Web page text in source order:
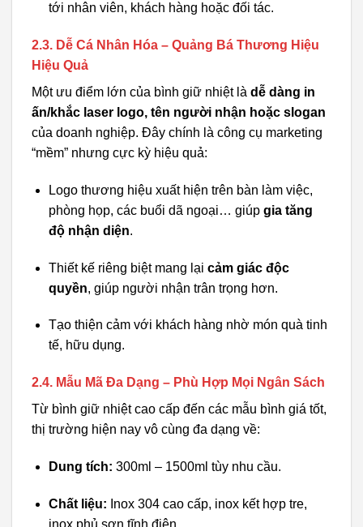
tới nhân viên, khách hàng hoặc đối tác.
2.3. Dễ Cá Nhân Hóa – Quảng Bá Thương Hiệu
Hiệu Quả
Một ưu điểm lớn của bình giữ nhiệt là dễ dàng in
ấn/khắc laser logo, tên người nhận hoặc slogan
của doanh nghiệp. Đây chính là công cụ marketing
“mềm” nhưng cực kỳ hiệu quả:
Logo thương hiệu xuất hiện trên bàn làm việc,
phòng họp, các buổi dã ngoại… giúp gia tăng
độ nhận diện.
Thiết kế riêng biệt mang lại cảm giác độc
quyền, giúp người nhận trân trọng hơn.
Tạo thiện cảm với khách hàng nhờ món quà tinh
tế, hữu dụng.
2.4. Mẫu Mã Đa Dạng – Phù Hợp Mọi Ngân Sách
Từ bình giữ nhiệt cao cấp đến các mẫu bình giá tốt,
thị trường hiện nay vô cùng đa dạng về:
Dung tích: 300ml – 1500ml tùy nhu cầu.
Chất liệu: Inox 304 cao cấp, inox kết hợp tre,
inox phủ sơn tĩnh điện…